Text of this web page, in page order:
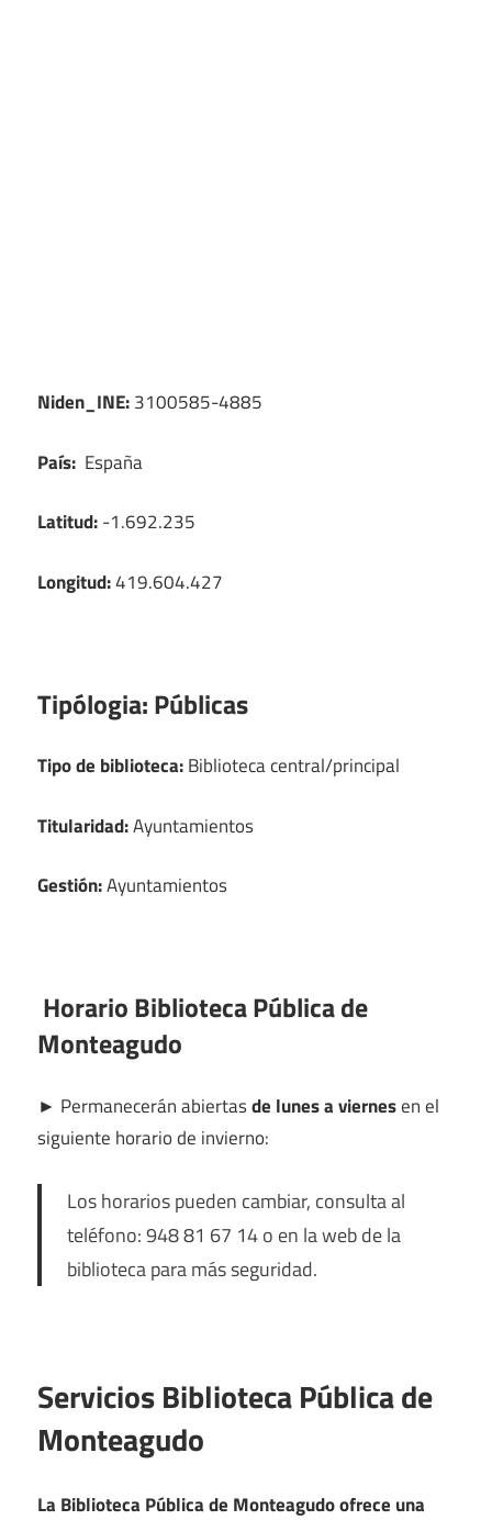
Niden_INE:3100585-4885
País: España
Latitud:-1.692.235
Longitud:419.604.427
Tipólogia:Públicas
Tipo de biblioteca:Biblioteca central/principal
Titularidad:Ayuntamientos
Gestión:Ayuntamientos
Horario Biblioteca Pública de
Monteagudo
► Permanecerán abiertasde lunes a viernesen el
siguiente horario de invierno:
Los horarios pueden cambiar, consulta al
teléfono: 948 81 67 14 o en la web de la
biblioteca para más seguridad.
Servicios Biblioteca Pública de
Monteagudo
La Biblioteca Pública de Monteagudo ofrece una